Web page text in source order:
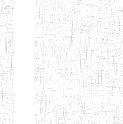
GBTTC
KUMBA
25/
GTTTC
KUMBA
13/
GTTC AKWA-
BAKASSI
27/